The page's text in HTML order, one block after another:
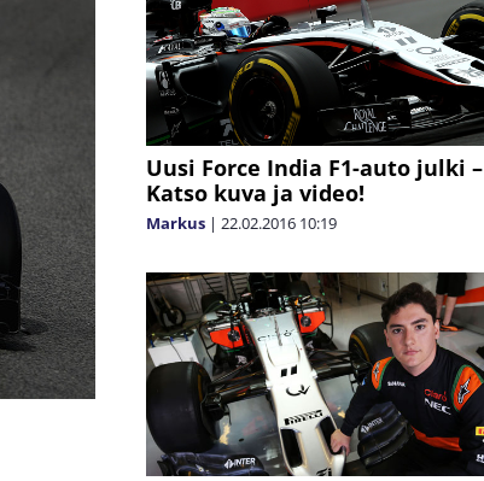
Uusi Force India F1-auto julki –
Katso kuva ja video!
Markus | 22.02.2016 10:19